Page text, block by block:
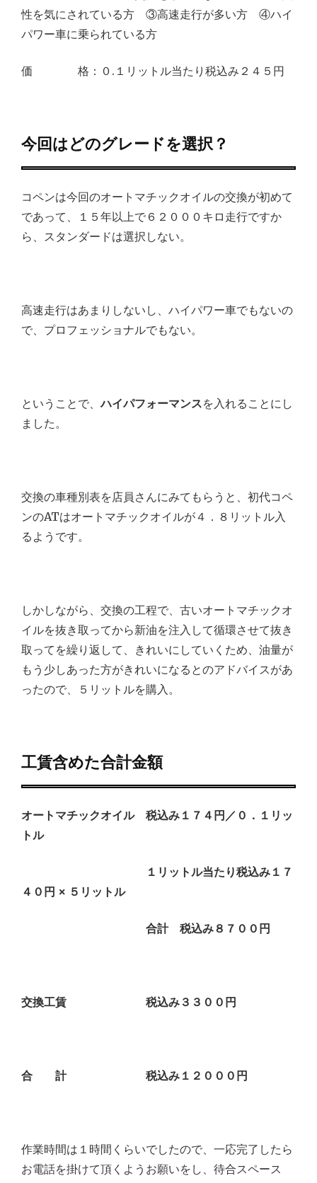
性を気にされている方 ③高速走行が多い方 ④ハイ
パワー車に乗られている方
価 格：０.１リットル当たり税込み２４５円
今回はどのグレードを選択？
コペンは今回のオートマチックオイルの交換が初めて
であって、１５年以上で６２０００キロ走行ですか
ら、スタンダードは選択しない。
高速走行はあまりしないし、ハイパワー車でもないの
で、プロフェッショナルでもない。
ということで、ハイパフォーマンスを入れることにし
ました。
交換の車種別表を店員さんにみてもらうと、初代コペ
ンのATはオートマチックオイルが４．８リットル入
るようです。
しかしながら、交換の工程で、古いオートマチックオ
イルを抜き取ってから新油を注入して循環させて抜き
取ってを繰り返して、きれいにしていくため、油量が
もう少しあった方がきれいになるとのアドバイスがあ
ったので、５リットルを購入。
工賃含めた合計金額
オートマチックオイル 税込み１７４円／０．１リッ
トル
１リットル当たり税込み１７
４０円 × ５リットル
合計 税込み８７００円
交換工賃 税込み３３００円
合 計 税込み１２０００円
作業時間は１時間くらいでしたので、一応完了したら
お電話を掛けて頂くようお願いをし、待合スペース